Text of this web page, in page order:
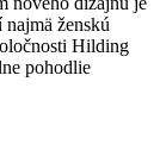
ženskú
Hilding
pohodlie